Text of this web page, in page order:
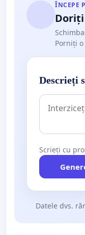
ÎNCEPE
Doriți
Porniți
Descrieți
Scrieți cu
Datele dvs.